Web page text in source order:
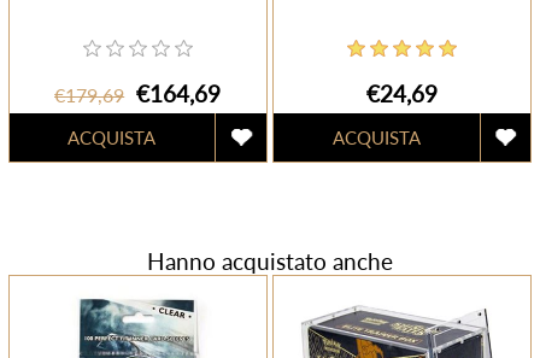
€179,69 €164,69 €24,69
Hanno acquistato anche